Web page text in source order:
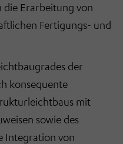
die Erarbeitung von
Fertigungs- und
der
konsequente
mit
sowie des
Integration von